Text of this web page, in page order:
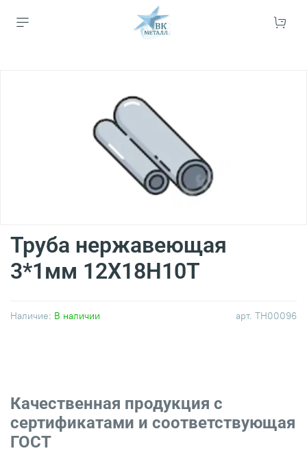
арт. ТН00096
Наличие: В наличии
Труба нержавеющая
3*1мм 12Х18Н10Т
Качественная продукция с
сертификатами и соответствующая
ГОСТ